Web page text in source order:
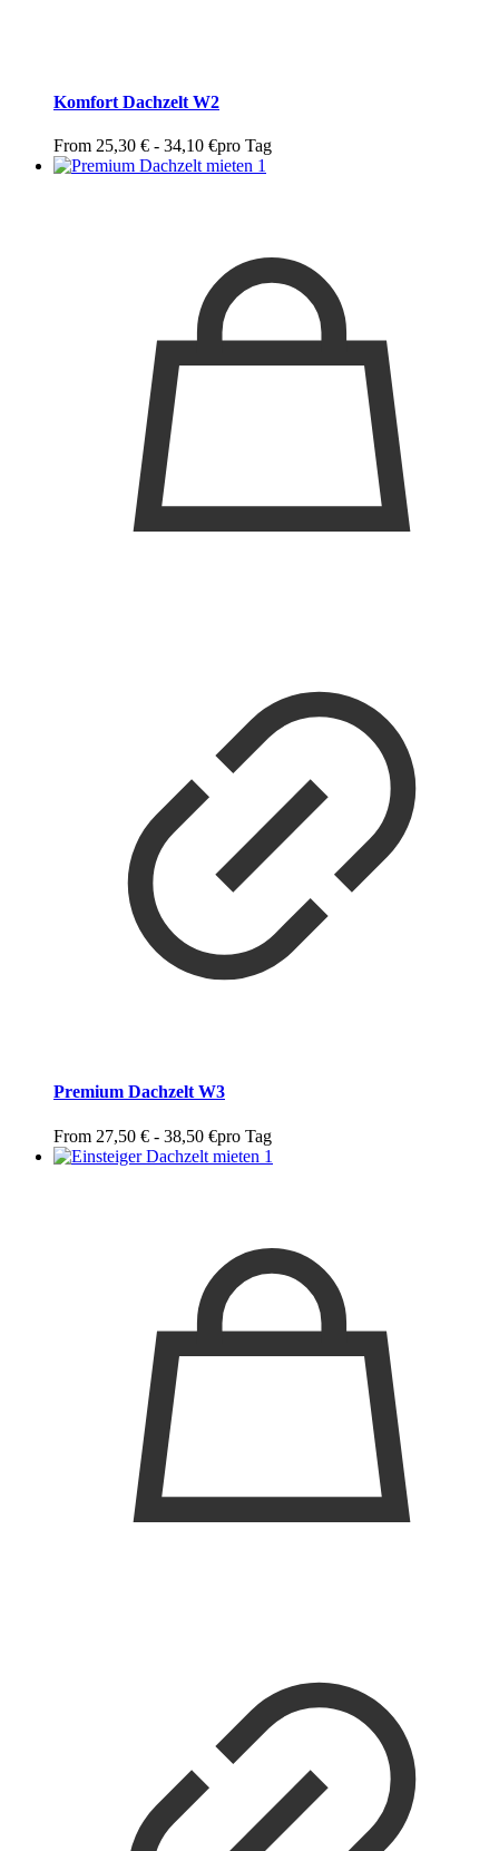
Komfort Dachzelt W2
From 25,30 € - 34,10 €pro Tag
Premium Dachzelt W3
From 27,50 € - 38,50 €pro Tag